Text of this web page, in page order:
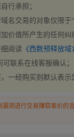
行承担；
名交易的对象仅限于
价值所产生的任何
阅读 《西数预释放
联系在线客服确认；
一经购买则默认表
洞进行交易赚取差价的